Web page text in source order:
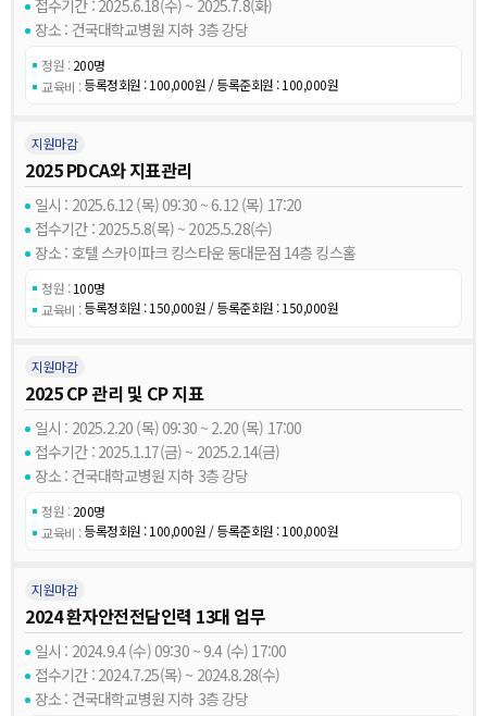
접수기간 : 2025.6.18(수) ~ 2025.7.8(화)
장소 : 건국대학교병원 지하 3층 강당
정원 :200명
교육비 :등록정회원 : 100,000원 / 등록준회원 : 100,000원
지원마감
2025 PDCA와 지표관리
일시 : 2025.6.12 (목) 09:30 ~ 6.12 (목) 17:20
접수기간 : 2025.5.8(목) ~ 2025.5.28(수)
장소 : 호텔 스카이파크 킹스타운 동대문점 14층 킹스홀
정원 :100명
교육비 :등록정회원 : 150,000원 / 등록준회원 : 150,000원
지원마감
2025 CP 관리 및 CP 지표
일시 : 2025.2.20 (목) 09:30 ~ 2.20 (목) 17:00
접수기간 : 2025.1.17(금) ~ 2025.2.14(금)
장소 : 건국대학교병원 지하 3층 강당
정원 :200명
교육비 :등록정회원 : 100,000원 / 등록준회원 : 100,000원
지원마감
2024 환자안전전담인력 13대 업무
일시 : 2024.9.4 (수) 09:30 ~ 9.4 (수) 17:00
접수기간 : 2024.7.25(목) ~ 2024.8.28(수)
장소 : 건국대학교병원 지하 3층 강당